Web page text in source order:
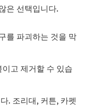
은 선택입니다.
를 파괴하는 것을 막
고 제거할 수 있습
. 조리대, 커튼, 카펫